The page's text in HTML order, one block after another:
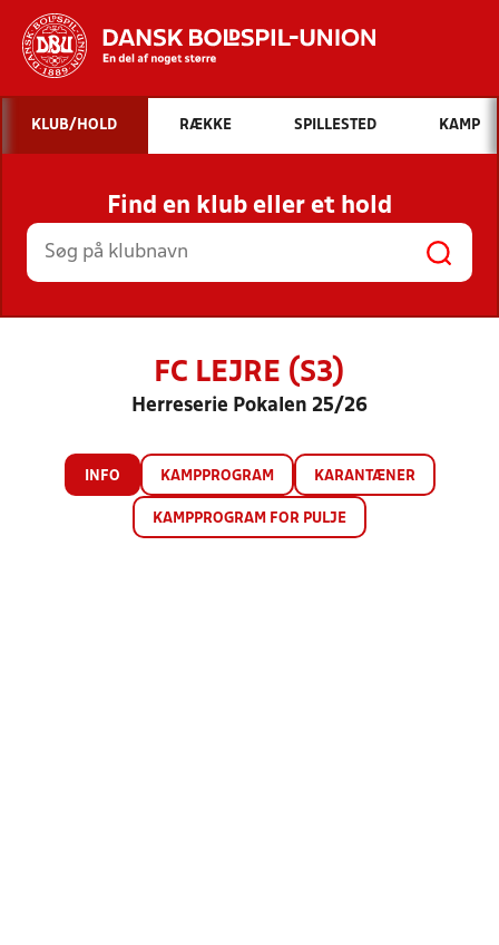
Hvad vil du søge efter?
INDHOLD OG NYHEDER
STILLINGER, RESULTATER, KLUBBER OG
HOLD
KLUB/HOLD RÆKKE SPILLESTED KAMP
Find en klub eller et hold
FC LEJRE (S3)
Herreserie Pokalen 25/26
INFO KAMPPROGRAM KARANTÆNER
KAMPPROGRAM FOR PULJE